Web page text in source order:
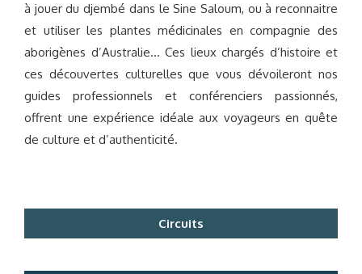
à jouer du djembé dans le Sine Saloum, ou à reconnaitre
et utiliser les plantes médicinales en compagnie des
aborigènes d’Australie… Ces lieux chargés d’histoire et
ces découvertes culturelles que vous dévoileront nos
guides professionnels et conférenciers passionnés,
offrent une expérience idéale aux voyageurs en quête
de culture et d’authenticité.
Circuits